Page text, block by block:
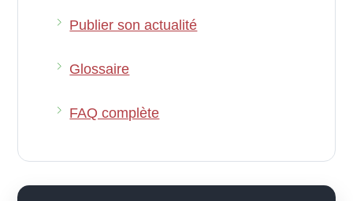
Publier son actualité
Glossaire
FAQ complète